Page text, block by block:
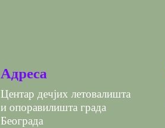
Адреса
Центар дечјих летовалишта
и опоравилишта града
Београда